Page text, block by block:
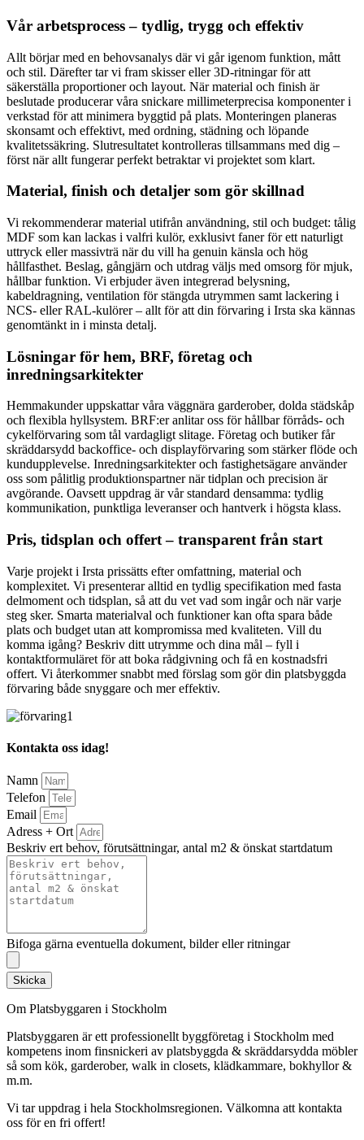
Vår arbetsprocess – tydlig, trygg och effektiv
Allt börjar med en behovsanalys där vi går igenom funktion, mått
och stil. Därefter tar vi fram skisser eller 3D-ritningar för att
säkerställa proportioner och layout. När material och finish är
beslutade producerar våra snickare millimeterprecisa komponenter i
verkstad för att minimera byggtid på plats. Monteringen planeras
skonsamt och effektivt, med ordning, städning och löpande
kvalitetssäkring. Slutresultatet kontrolleras tillsammans med dig –
först när allt fungerar perfekt betraktar vi projektet som klart.
Material, finish och detaljer som gör skillnad
Vi rekommenderar material utifrån användning, stil och budget: tålig
MDF som kan lackas i valfri kulör, exklusivt faner för ett naturligt
uttryck eller massivträ när du vill ha genuin känsla och hög
hållfasthet. Beslag, gångjärn och utdrag väljs med omsorg för mjuk,
hållbar funktion. Vi erbjuder även integrerad belysning,
kabeldragning, ventilation för stängda utrymmen samt lackering i
NCS- eller RAL-kulörer – allt för att din förvaring i Irsta ska kännas
genomtänkt in i minsta detalj.
Lösningar för hem, BRF, företag och
inredningsarkitekter
Hemmakunder uppskattar våra väggnära garderober, dolda städskåp
och flexibla hyllsystem. BRF:er anlitar oss för hållbar förråds- och
cykelförvaring som tål vardagligt slitage. Företag och butiker får
skräddarsydd backoffice- och displayförvaring som stärker flöde och
kundupplevelse. Inredningsarkitekter och fastighetsägare använder
oss som pålitlig produktionspartner när tidplan och precision är
avgörande. Oavsett uppdrag är vår standard densamma: tydlig
kommunikation, punktliga leveranser och hantverk i högsta klass.
Pris, tidsplan och offert – transparent från start
Varje projekt i Irsta prissätts efter omfattning, material och
komplexitet. Vi presenterar alltid en tydlig specifikation med fasta
delmoment och tidsplan, så att du vet vad som ingår och när varje
steg sker. Smarta materialval och funktioner kan ofta spara både
plats och budget utan att kompromissa med kvaliteten. Vill du
komma igång? Beskriv ditt utrymme och dina mål – fyll i
kontaktformuläret för att boka rådgivning och få en kostnadsfri
offert. Vi återkommer snabbt med förslag som gör din platsbyggda
förvaring både snyggare och mer effektiv.
Kontakta oss idag!
Namn
Telefon
Email
Adress + Ort
Beskriv ert behov, förutsättningar, antal m2 & önskat startdatum
Bifoga gärna eventuella dokument, bilder eller ritningar
Skicka
Om Platsbyggaren i Stockholm
Platsbyggaren är ett professionellt byggföretag i Stockholm med
kompetens inom finsnickeri av platsbyggda & skräddarsydda möbler
så som kök, garderober, walk in closets, klädkammare, bokhyllor &
m.m.
Vi tar uppdrag i hela Stockholmsregionen. Välkomna att kontakta
oss för en fri offert!